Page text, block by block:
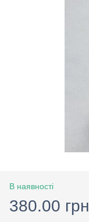
В наявності
380.00 грн